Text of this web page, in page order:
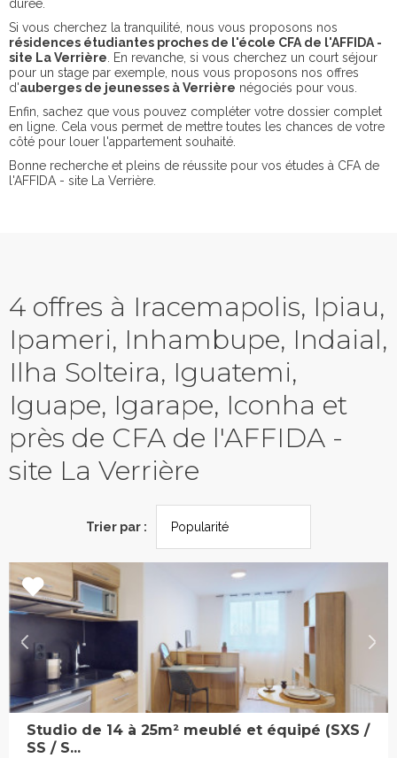
durée.
Si vous cherchez la tranquilité, nous vous proposons nos
résidences étudiantes proches de l'école CFA de l'AFFIDA -
site La Verrière . En revanche, si vous cherchez un court séjour
pour un stage par exemple, nous vous proposons nos offres
d'auberges de jeunesses à Verrière négociés pour vous.
Enfin, sachez que vous pouvez compléter votre dossier complet
en ligne. Cela vous permet de mettre toutes les chances de votre
côté pour louer l'appartement souhaité.
Bonne recherche et pleins de réussite pour vos études à CFA de
l'AFFIDA - site La Verrière.
4 offres à Iracemapolis, Ipiau,
Ipameri, Inhambupe, Indaial,
Ilha Solteira, Iguatemi,
Iguape, Igarape, Iconha et
près de CFA de l'AFFIDA -
site La Verrière
Trier par :
Studio de 14 à 25m² meublé et équipé (SXS /
SS / S...